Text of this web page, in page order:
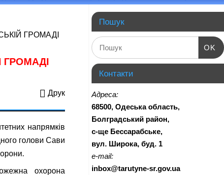
ГРОМАДІ
Друк
напрямків
голови Сави
охорона
Пошук
OK
Контакти
Адреса:
68500, Одеська область,
Болградський район,
с-ще Бессарабське,
вул. Широка, буд. 1
e-mail:
inbox@tarutyne-sr.gov.ua